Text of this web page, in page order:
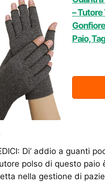
–
Paio,
Di’ addio a guanti
polso di questo
nella gestione di